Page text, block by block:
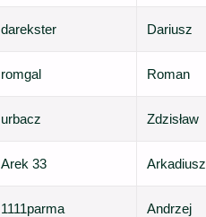
darekster Dariusz
romgal Roman
urbacz Zdzisław
Arek 33 Arkadiusz
1111parma Andrzej